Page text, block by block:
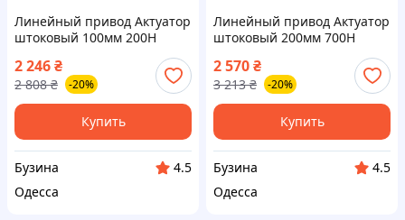
Линейный привод Актуатор
штоковый 100мм 200Н
44мм/с HY01-12-A5-205-100
buzyna
2 246₴
2 808 ₴ -20%
Купить
Бузина
4.5
Одесса
Линейный привод Актуатор
штоковый 200мм 700Н
10мм/с HY01-12-A2-305-200
buzyna
2 570₴
3 213 ₴ -20%
Купить
Бузина
4.5
Одесса